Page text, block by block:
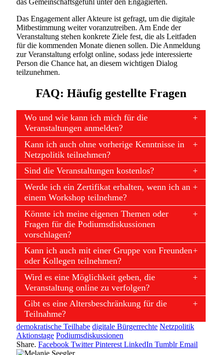
das Gemeinschaftsgefühl unter den Engagierten.
Das Engagement aller Akteure ist gefragt, um die digitale
Mitbestimmung weiter voranzutreiben. Am Ende der
Veranstaltung stehen konkrete Ziele fest, die als Leitfaden
für die kommenden Monate dienen sollen. Die Anmeldung
zur Veranstaltung erfolgt online, sodass jede interessierte
Person die Chance hat, an diesem wichtigen Dialog
teilzunehmen.
FAQ: Häufig gestellte Fragen
Wo und wie kann ich mich für die
Veranstaltungen anmelden?
Kann ich auch ohne vorherige Kenntnisse in
Netzpolitik teilnehmen?
Sind die Veranstaltungen kostenlos?
Werde ich ein Zertifikat erhalten, wenn ich an
einem Workshop teilnehme?
Könnte ich meine eigenen Themen oder
Fragen für die Podiumsdiskussionen
vorschlagen?
Kann ich auch mit einer Gruppe von Freunden
oder Kollegen teilnehmen?
Wird es eine Möglichkeit geben, die
Veranstaltung online zu verfolgen?
Gibt es eine Altersbeschränkung für die
Teilnahme?
demokratische Teilhabe digitale Bürgerrechte Netzpolitik
Aktionstage Podiumsdiskussionen
Share. Facebook Twitter Pinterest LinkedIn Tumblr Email